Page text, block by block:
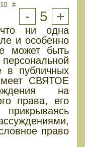
#
- 5 +
ни одна
и особенно
может быть
в публичных
СВЯТОЕ
на
права, его
право